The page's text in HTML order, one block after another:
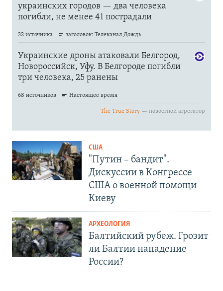
США
"Путин – бандит".
Дискуссии в Конгрессе
США о военной помощи
Киеву
АРХЕОЛОГИЯ
Балтийский рубеж. Грозит
ли Балтии нападение
России?